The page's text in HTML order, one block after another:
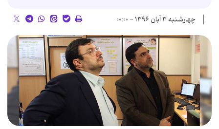
چهارشنبه ۳ آبان ۱۳۹۶ - ۰۰:۰۰